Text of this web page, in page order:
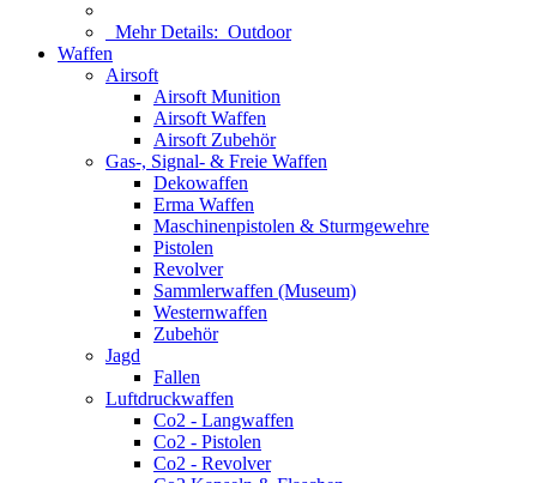
Mehr Details: Outdoor
Waffen
Airsoft
Airsoft Munition
Airsoft Waffen
Airsoft Zubehör
Gas-, Signal- & Freie Waffen
Dekowaffen
Erma Waffen
Maschinenpistolen & Sturmgewehre
Pistolen
Revolver
Sammlerwaffen (Museum)
Westernwaffen
Zubehör
Jagd
Fallen
Luftdruckwaffen
Co2 - Langwaffen
Co2 - Pistolen
Co2 - Revolver